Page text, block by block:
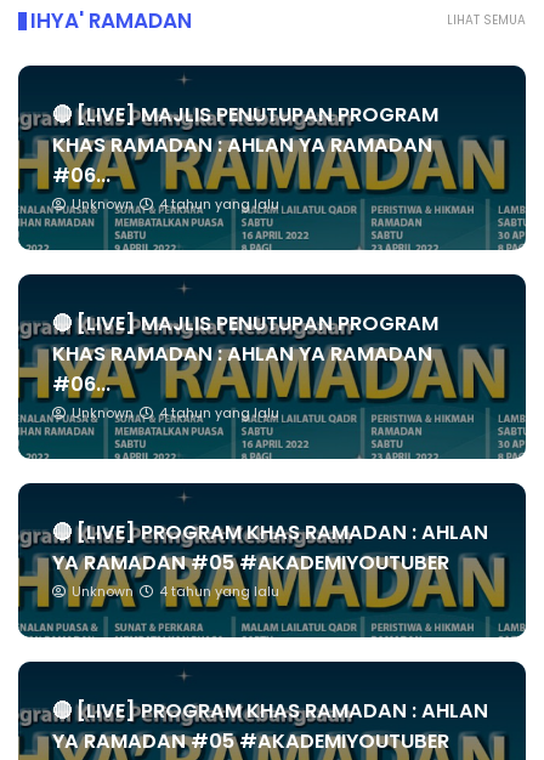
LIHAT SEMUA
IHYA' RAMADAN
🔴 [LIVE] MAJLIS PENUTUPAN PROGRAM
KHAS RAMADAN : AHLAN YA RAMADAN
#06...
Unknown 4 tahun yang lalu
🔴 [LIVE] MAJLIS PENUTUPAN PROGRAM
KHAS RAMADAN : AHLAN YA RAMADAN
#06...
Unknown 4 tahun yang lalu
🔴 [LIVE] PROGRAM KHAS RAMADAN : AHLAN
YA RAMADAN #05 #AKADEMIYOUTUBER
Unknown 4 tahun yang lalu
🔴 [LIVE] PROGRAM KHAS RAMADAN : AHLAN
YA RAMADAN #05 #AKADEMIYOUTUBER